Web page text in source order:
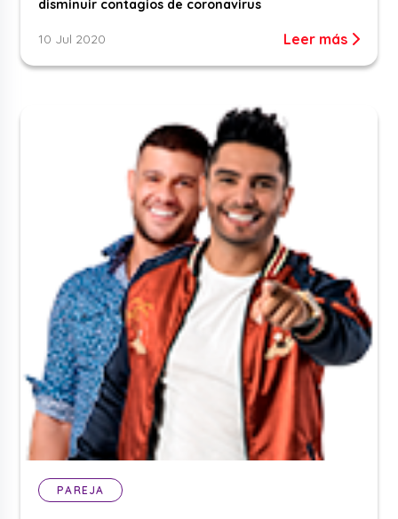
disminuir contagios de coronavirus
10 Jul 2020 Leer más
PAREJA